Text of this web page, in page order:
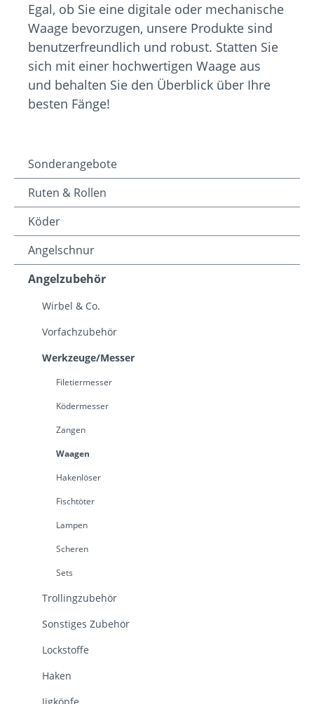
Egal, ob Sie eine digitale oder mechanische
Waage bevorzugen, unsere Produkte sind
benutzerfreundlich und robust. Statten Sie
sich mit einer hochwertigen Waage aus
und behalten Sie den Überblick über Ihre
besten Fänge!
Sonderangebote
Ruten & Rollen
Köder
Angelschnur
Angelzubehör
Wirbel & Co.
Vorfachzubehör
Werkzeuge/Messer
Filetiermesser
Ködermesser
Zangen
Waagen
Hakenlöser
Fischtöter
Lampen
Scheren
Sets
Trollingzubehör
Sonstiges Zubehör
Lockstoffe
Haken